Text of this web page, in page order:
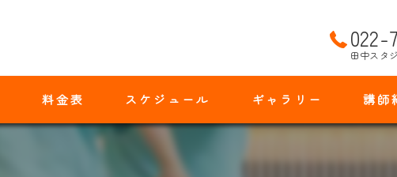
022-
田中スタ
料金表 スケジュール ギャラリー 講師